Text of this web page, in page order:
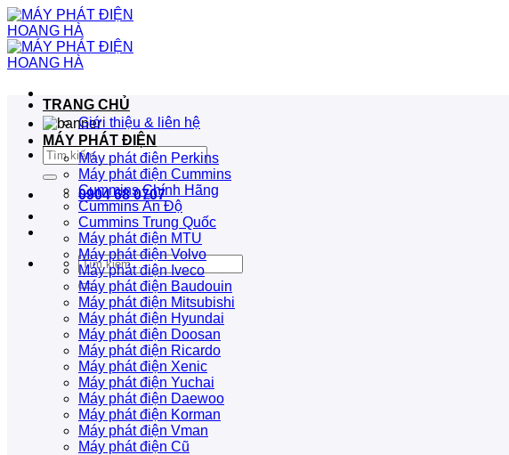
Bỏ
qua
nội
dung
Tìm
kiếm:
0904 68 0707
Tìm
kiếm:
TRANG CHỦ
Giới thiệu & liên hệ
MÁY PHÁT ĐIỆN
Máy phát điện Perkins
Máy phát điện Cummins
Cummins Chính Hãng
Cummins Ấn Độ
Cummins Trung Quốc
Máy phát điện MTU
Máy phát điện Volvo
Máy phát điện Iveco
Máy phát điện Baudouin
Máy phát điện Mitsubishi
Máy phát điện Hyundai
Máy phát điện Doosan
Máy phát điện Ricardo
Máy phát điện Xenic
Máy phát điện Yuchai
Máy phát điện Daewoo
Máy phát điện Korman
Máy phát điện Vman
Máy phát điện Cũ